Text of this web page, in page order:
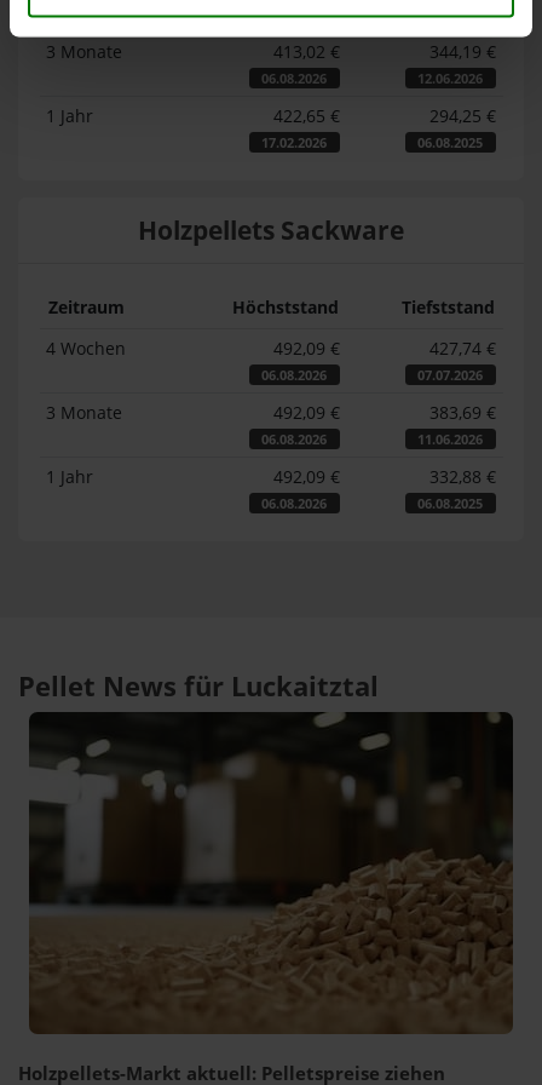
06.08.2026 07.07.2026
3 Monate 413,02 €
06.08.2026
344,19 €
12.06.2026
1 Jahr 422,65 €
17.02.2026
294,25 €
06.08.2025
Holzpellets Sackware
Zeitraum Höchststand
Tiefststand
4 Wochen
492,09 €
06.08.2026
427,74 €
07.07.2026
3 Monate 492,09 €
06.08.2026
383,69 €
11.06.2026
1 Jahr 492,09 €
06.08.2026
332,88 €
06.08.2025
Pellet News für Luckaitztal
Holzpellets-Markt aktuell: Pelletspreise ziehen